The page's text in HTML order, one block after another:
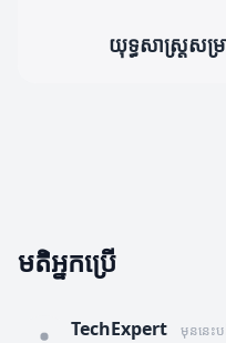
យុទ្ធសាស្ត្រ​សម្
មតិអ្នកប្រើ
TechExpert មុននេះប